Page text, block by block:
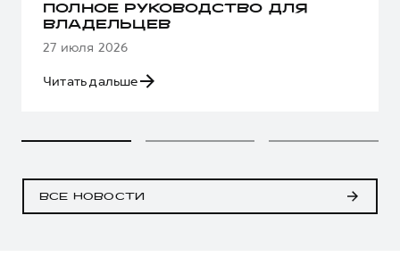
ПОЛНОЕ РУКОВОДСТВО ДЛЯ
ВЛАДЕЛЬЦЕВ
27 июля 2026
Читать дальше
ВСЕ НОВОСТИ